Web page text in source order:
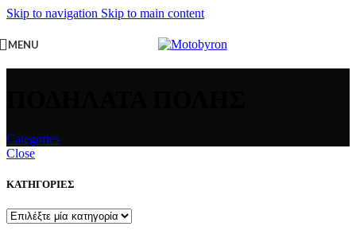
Skip to navigation Skip to main content
MENU
Categories
Close
ΚΑΤΗΓΟΡΙΕΣ